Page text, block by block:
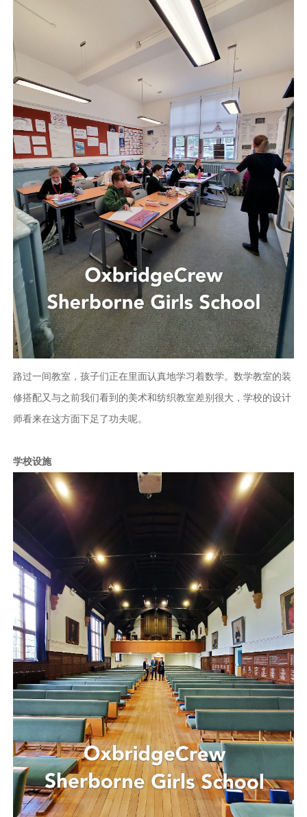
路过一间教室，孩子们正在里面认真地学习着数学。数学教室的装
修搭配又与之前我们看到的美术和纺织教室差别很大，学校的设计
师看来在这方面下足了功夫呢。
学校设施